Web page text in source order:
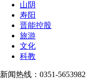
山阴
寿阳
晋能控股
旅游
文化
科教
新闻热线：0351-5653982